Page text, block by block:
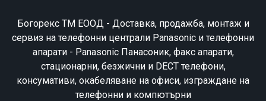
Богорекс ТМ ЕООД - Доставка, продажба, монтаж и
сервиз на телефонни централи Panasonic и телефонни
апарати - Panasonic Панасоник, факс апарати,
стационарни, безжични и DECT телефони,
консумативи, окабеляване на офиси, изграждане на
телефонни и компютърни